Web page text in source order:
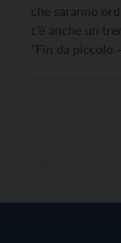
che saranno
c’è anche un
“Fin da piccolo